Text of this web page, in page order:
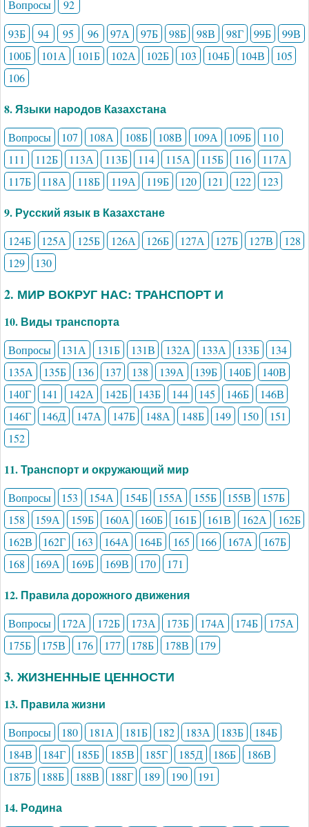
Вопросы
92
93Б
94 95 96 97А 97Б 98Б 98В 98Г 99Б
99В
100Б
101А 101Б 102А 102Б 103 104Б 104В
105
106
8. Языки народов Казахстана
Вопросы 107 108А 108Б 108В 109А 109Б
110
111
112Б 113А 113Б 114 115А 115Б 116
117А
117Б
118А 118Б 119А 119Б 120 121 122 123
9. Русский язык в Казахстане
124Б 125А 125Б 126А 126Б 127А 127Б 127В
128
129
130
2. МИР ВОКРУГ НАС: ТРАНСПОРТ И
10. Виды транспорта
Вопросы 131А 131Б 131В 132А 133А 133Б
134
135А
135Б 136 137 138 139А 139Б 140Б
140В
140Г
141 142А 142Б 143Б 144 145 146Б
146В
146Г
146Д 147А 147Б 148А 148Б 149 150
151
152
11. Транспорт и окружающий мир
Вопросы 153 154А 154Б 155А 155Б 155В
157Б
158
159А 159Б 160А 160Б 161Б 161В 162А
162Б
162В
162Г 163 164А 164Б 165 166 167А
167Б
168
169А 169Б 169В 170 171
12. Правила дорожного движения
Вопросы 172А 172Б 173А 173Б 174А 174Б
175А
175Б
175В 176 177 178Б 178В 179
3. ЖИЗНЕННЫЕ ЦЕННОСТИ
13. Правила жизни
Вопросы 180 181А 181Б 182 183А 183Б
184Б
184В
184Г 185Б 185В 185Г 185Д 186Б
186В
187Б
188Б 188В 188Г 189 190 191
14. Родина